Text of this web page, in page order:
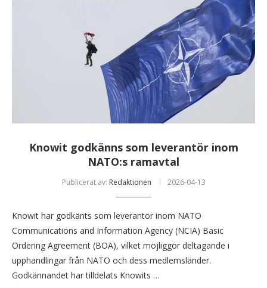
Knowit godkänns som leverantör inom
NATO:s ramavtal
Publicerat av: Redaktionen 2026-04-13
Knowit har godkänts som leverantör inom NATO
Communications and Information Agency (NCIA) Basic
Ordering Agreement (BOA), vilket möjliggör deltagande i
upphandlingar från NATO och dess medlemsländer.
Godkännandet har tilldelats Knowits …